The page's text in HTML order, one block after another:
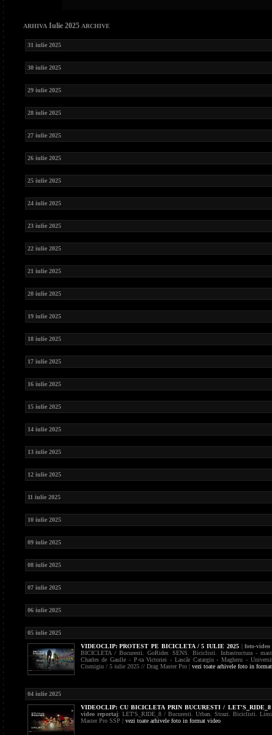
ARHIVA Iulie 2025 ARCHIVE
31 iulie 2025
30 iulie 2025
29 iulie 2025
28 iulie 2025
27 iulie 2025
26 iulie 2025
25 iulie 2025
24 iulie 2025
23 iulie 2025
22 iulie 2025
21 iulie 2025
20 iulie 2025
19 iulie 2025
18 iulie 2025
17 iulie 2025
16 iulie 2025
15 iulie 2025
14 iulie 2025
13 iulie 2025
12 iulie 2025
11 iulie 2025
10 iulie 2025
09 iulie 2025
08 iulie 2025
07 iulie 2025
06 iulie 2025
05 iulie 2025
VIDEOCLIP: PROTEST PE BICICLETA / 5 IULIE 2025|foto-
BICICLETA / Bucuresti. GoRider. SENS. Biciclisti. Infrastructura -
Charles de Gaulle - P-ta Victoriei - Lascăr Catargiu - Magheru -
Cismigiu / 5 iulie 2025 // Drag Master Pro | vezi toate arhivele foto in
04 iulie 2025
VIDEOCLIP: CU BICICLETA PRIN BUCURESTI /
video reportaj: LET'S_RIDE_8 / Bucuresti. Urban. Strazi. Biciclisti.
Master Pro SSP | vezi toate arhivele foto in format video